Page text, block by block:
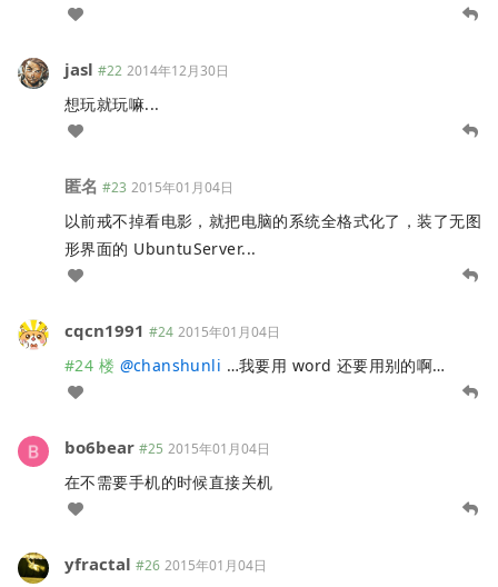
jasl #22 2014年12月30日
想玩就玩嘛...
匿名 #23 2015年01月04日
以前戒不掉看电影，就把电脑的系统全格式化了，装了无图
形界面的 UbuntuServer...
cqcn1991 #24 2015年01月04日
#24 楼 @chanshunli …我要用 word 还要用别的啊…
bo6bear #25 2015年01月04日
在不需要手机的时候直接关机
yfractal #26 2015年01月04日